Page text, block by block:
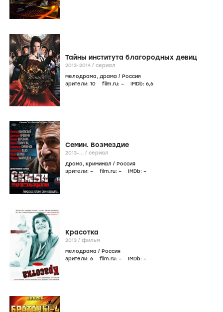
Тайны института благородных девиц
2013-2014 / сериал
мелодрама, драма / Россия
зрители: 10 film.ru: – IMDb: 6,6
Семин. Возмездие
2013-... / сериал
драма, криминал / Россия
зрители: – film.ru: – IMDb: –
Красотка
2013 / фильм
мелодрама / Россия
зрители: 6 film.ru: – IMDb: –